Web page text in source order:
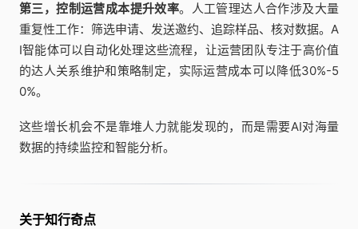
第三，控制运营成本提升效率。人工管理达人合作涉及大量
重复性工作：筛选申请、发送邀约、追踪样品、核对数据。A
I智能体可以自动化处理这些流程，让运营团队专注于高价值
的达人关系维护和策略制定，实际运营成本可以降低30%-5
0%。
这些增长机会不是靠堆人力就能发现的，而是需要AI对海量
数据的持续监控和智能分析。
关于知行奇点